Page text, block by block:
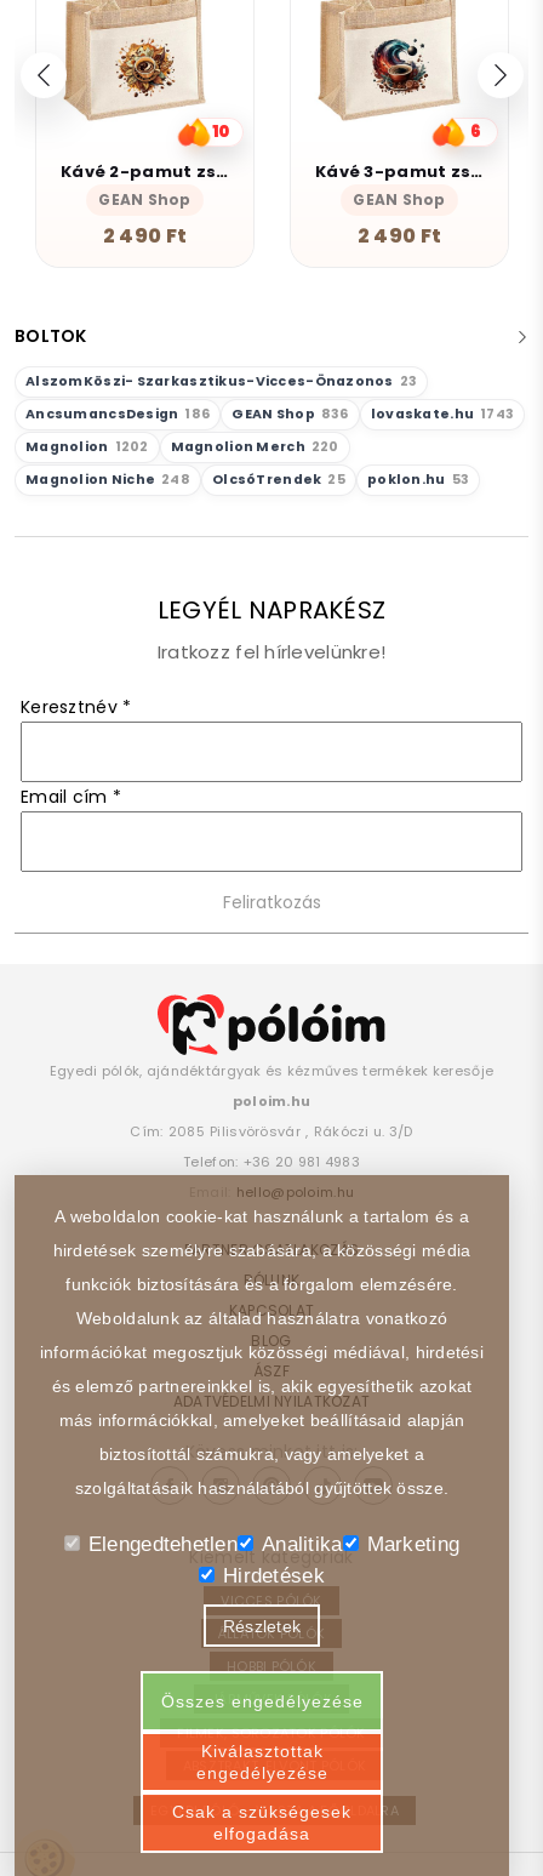
BOLTOK
AlszomKöszi- Szarkasztikus-Vicces-Önazonos 23
AncsumancsDesign 186 GEAN Shop 836 lovaskate.hu 1743
Magnolion 1202 Magnolion Merch 220
Magnolion Niche 248 OlcsóTrendek 25 poklon.hu 53
6
Kávé 3-pamut zsebes juta midi bevásárlótáska
GEAN Shop
2 490 Ft
9
Munka
Magnolion Niche
4 190 Ft
LEGYÉL NAPRAKÉSZ
Iratkozz fel hírlevelünkre!
Keresztnév *
Email cím *
Egyedi pólók, ajándéktárgyak és kézműves termékek keresője
poloim.hu
Cím: 2085 Pilisvörösvár , Rákóczi u. 3/D
Telefon: +36 20 981 4983
hello@poloim.hu
PARTNER CSATLAKOZÁS
RÓLUNK
KAPCSOLAT
BLOG
ÁSZF
ADATVÉDELMI NYILATKOZAT
Kövess minket itt is:
Kiemelt kategóriák
VICCES PÓLÓK
ÁLLATOK PÓLÓK
HOBBI PÓLÓK
JÁRMŰVEK PÓLÓK
FILMEK, SOROZATOK PÓLÓK
ABSZTRAKT, ELVONT PÓLÓK
EGYEDI PÓLÓ – VISSZA A FŐOLDALRA
A weboldalon cookie-kat használunk a tartalom és a
hirdetések személyre szabására, a közösségi média
funkciók biztosítására és a forgalom elemzésére.
Weboldalunk az általad használatra vonatkozó
információkat megosztjuk közösségi médiával, hirdetési
és elemző partnereinkkel is, akik egyesíthetik azokat
más információkkal, amelyeket beállításaid alapján
biztosítottál számukra, vagy amelyeket a
szolgáltatásaik használatából gyűjtöttek össze.
Elengedtehetlen Analitika
Marketing
Hirdetések
Részletek
Összes engedélyezése
Kiválasztottak
engedélyezése
Csak a szükségesek
elfogadása